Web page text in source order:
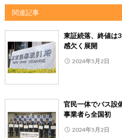
関連記事
東証続落、終値は
感欠く展開
2024年5月2日
官民一体でバス設
事業者ら全国初
2024年5月2日